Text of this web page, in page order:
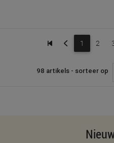
1 2
98 artikels - sorteer op